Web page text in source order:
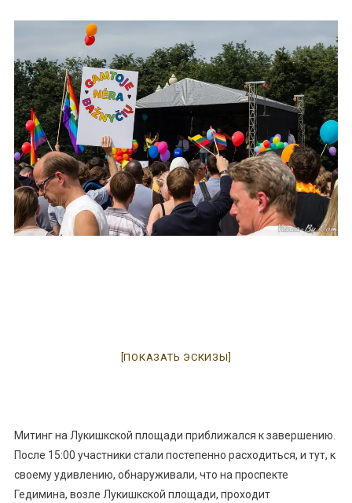
[ПОКАЗАТЬ ЭСКИЗЫ]
Митинг на Лукишкской площади приближался к завершению.
После 15:00 участники стали постепенно расходиться, и тут, к
своему удивлению, обнаруживали, что на проспекте
Гедимина, возле Лукишкской площади, проходит